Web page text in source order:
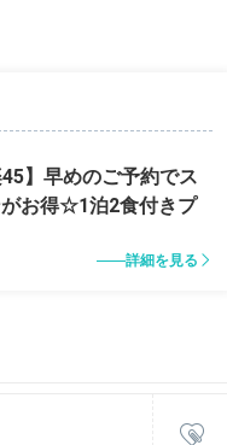
】早めのご予約でス
お得☆1泊2食付きプ
詳細を見る